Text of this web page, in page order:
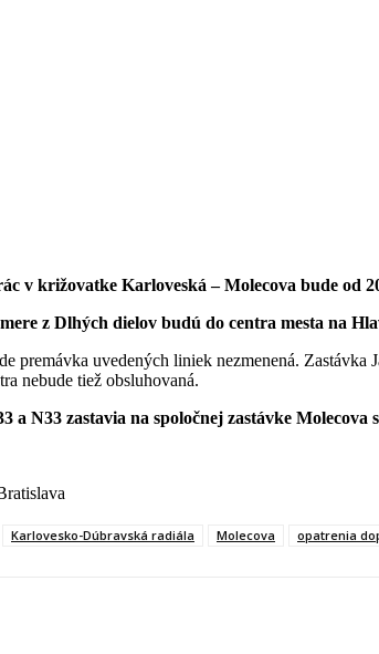
v križovatke Karloveská – Molecova bude od
z Dlhých dielov budú do centra mesta na
premávka uvedených liniek nezmenená.
nebude tiež obsluhovaná.
a N33 zastavia na spoločnej zastávke
Karlovesko-Dúbravská radiála Molecova opatrenia